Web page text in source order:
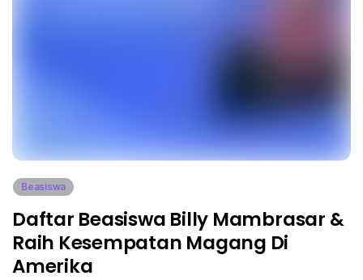
Beasiswa
Daftar Beasiswa Billy Mambrasar &
Raih Kesempatan Magang Di
Amerika